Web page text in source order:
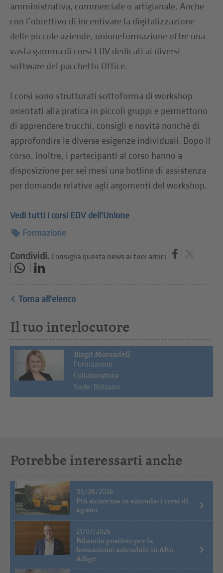
amministrativa, commerciale o artigianale. Anche
con l’obiettivo di incentivare la digitalizzazione
delle piccole aziende, unioneformazione offre una
vasta gamma di corsi EDV dedicati ai diversi
software del pacchetto Office.
I corsi sono strutturati sottoforma di workshop
orientati alla pratica in piccoli gruppi e permettono
di apprendere trucchi, consigli e novità nonché di
approfondire le diverse esigenze individuali. Dopo il
corso, inoltre, i partecipanti al corso hanno a
disposizione per sei mesi una hotline di assistenza
per domande relative agli argomenti del workshop.
Vedi tutti i corsi EDV dell’Unione
Formazione
Condividi. Consiglia questa news ai tuoi amici.
Torna all'elenco
Il tuo interlocutore
Birgit Morandell
Formazione
Collaboratrice
Sede: Bolzano
Potrebbe interessarti anche
03/08/2026
Più sicurezza in azienda: i corsi di
agosto
21/07/2026
Bilancio positivo per la
formazione aziendale in Alto
Adige